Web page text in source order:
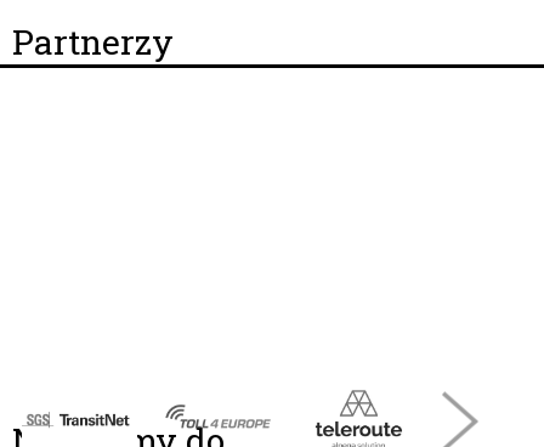
Partnerzy